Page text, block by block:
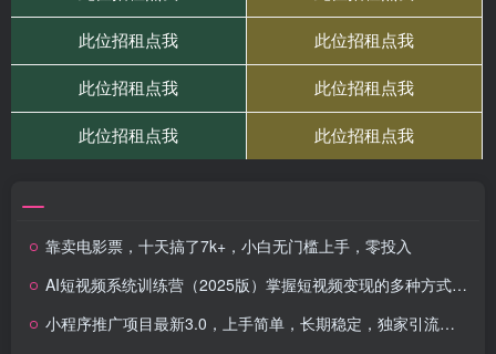
靠卖电影票，十天搞了7k+，小白无门槛上手，零投入
AI短视频系统训练营（2025版）掌握短视频变现的多种方式，结合AI技术提升创作效率！
小程序推广项目最新3.0，上手简单，长期稳定，独家引流方法，让你真正实现睡后收入